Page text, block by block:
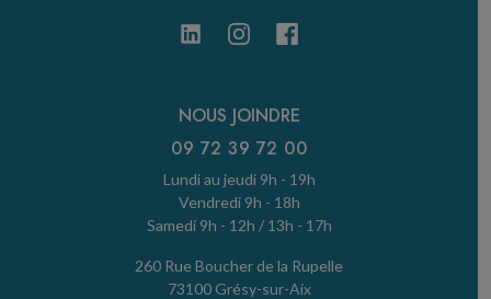
NOUS JOINDRE
09 72 39 72 00
Lundi au jeudi 9h - 19h
Vendredi 9h - 18h
Samedi 9h - 12h / 13h - 17h
260 Rue Boucher de la Rupelle
73100 Grésy-sur-Aix